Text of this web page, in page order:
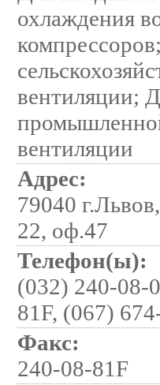
охлаждения
вентиляции;
вентиляции
Адрес:
79040
22, оф.47
Телефон(ы):
(032) 240-08-
81F, (067)
Факс:
240-08-81F